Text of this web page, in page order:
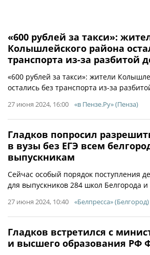
«600 рублей за такси»:
Колышлейского района
транспорта из-за разбитой
«600 рублей за такси»: жители
остались без транспорта из-за
27 июня 2024, 16:00 «в Пензе.Ру» (Пенза)
Гладков попросил
в вузы без ЕГЭ всем
выпускникам
Сейчас особый порядок поступления
для выпускников 284 школ Белгорода
27 июня 2024, 10:40 «Белпресса» (Белгород)
Гладков встретился с
и высшего образования РФ